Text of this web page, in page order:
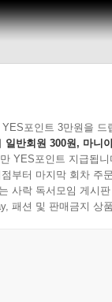
포인트 3만원을 드
일반회원 300원, 마니
YES포인트 지급됩니
부터 마지막 회차 주
사락 독서모임 게시
패션 및 판매금지 상